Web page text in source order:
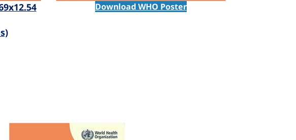
Download WHO Poster